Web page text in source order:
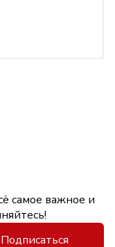
самое важное и
Подписаться